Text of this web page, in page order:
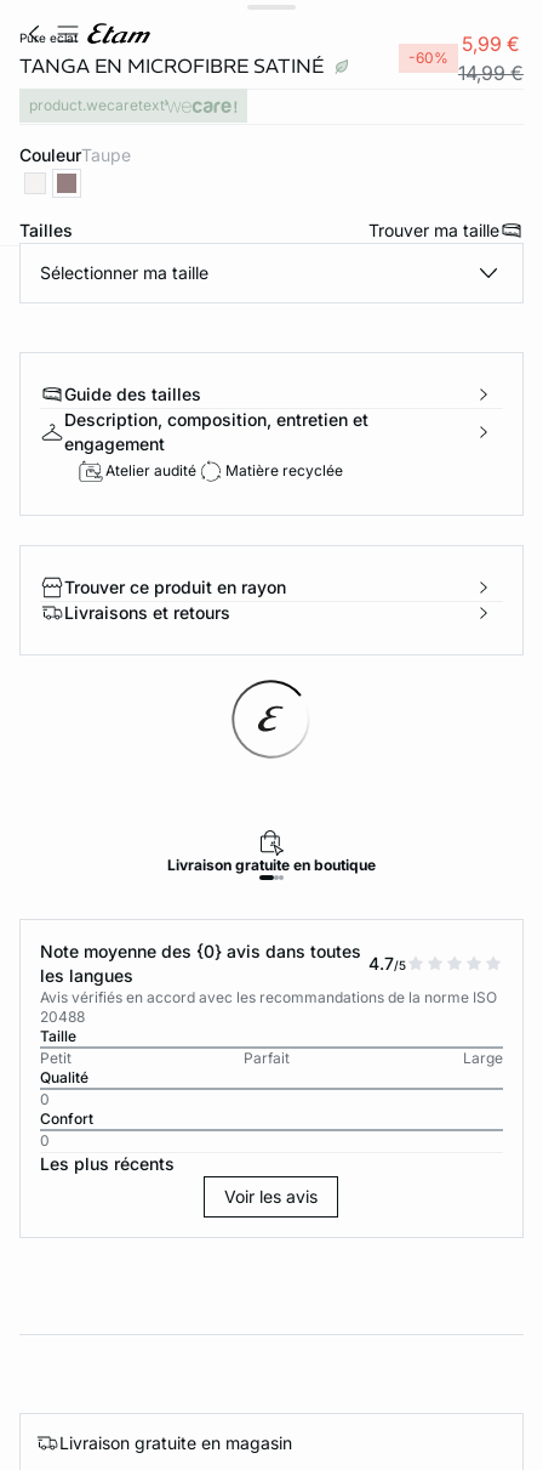
pure eclat
TANGA EN MICROFIBRE SATINÉ -60%
5,99 €
14,99 €
product.wecaretext
Couleur taupe
Tailles Trouver ma taille
Sélectionner ma taille
Guide des tailles
Description, composition, entretien et
engagement
Atelier audité Matière recyclée
Trouver ce produit en rayon
Livraisons et retours
Livraison gratuite en boutique
Note moyenne des {0} avis dans toutes
les langues
4.7/5
Avis vérifiés en accord avec les recommandations de la norme ISO
20488
Taille
Petit
Parfait
Large
Qualité
0
Confort
0
Les plus récents
Voir les avis
Livraison gratuite en magasin